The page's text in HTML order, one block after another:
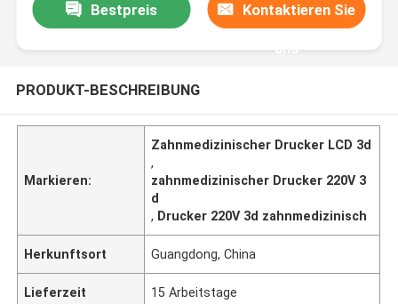
Bestpreis Kontaktieren Sie
uns
PRODUKT-BESCHREIBUNG
Markieren:
Zahnmedizinischer Drucker LCD 3d
,
zahnmedizinischer Drucker 220V 3
d
, Drucker 220V 3d zahnmedizinisch
Herkunftsort Guangdong, China
Lieferzeit 15 Arbeitstage